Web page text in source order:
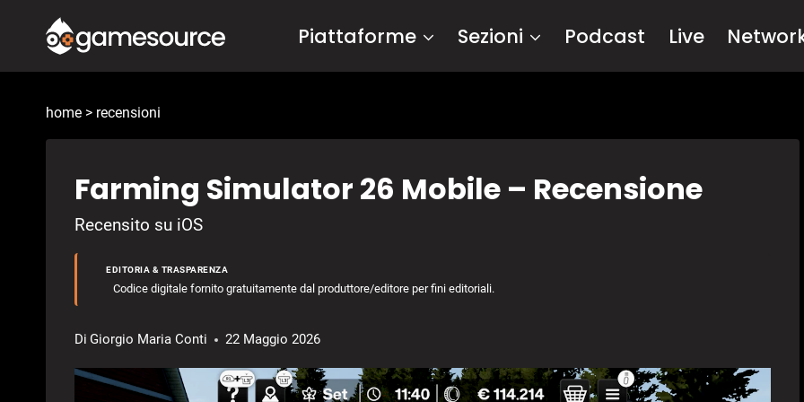
contenuto
Piattaforme Sezioni Podcast Live
home > recensioni
Farming Simulator 26 Mobile – Recensione
Recensito su iOS
EDITORIA & TRASPARENZA
Codice digitale fornito gratuitamente dal produttore/editore per fini editoriali.
Di Giorgio Maria Conti 22 Maggio 2026